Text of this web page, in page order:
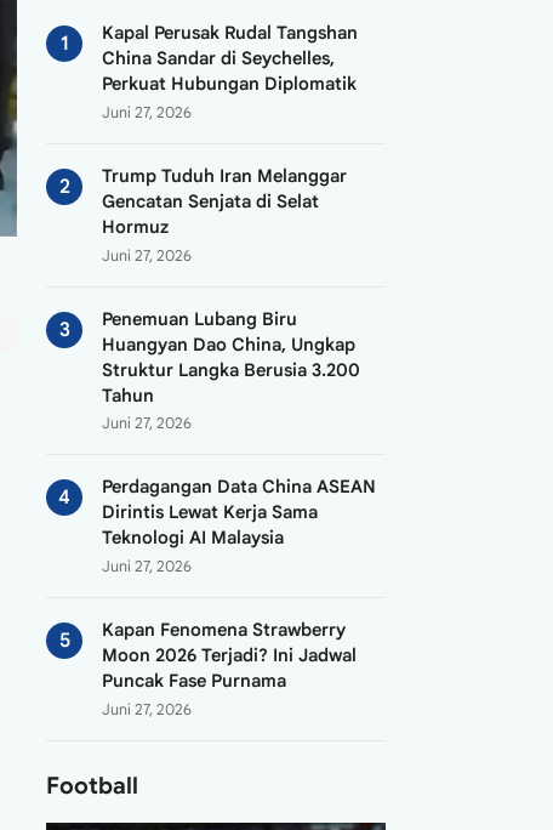
Kapal Perusak Rudal Tangshan
China Sandar di Seychelles,
Perkuat Hubungan Diplomatik
Juni 27, 2026
Trump Tuduh Iran Melanggar
Gencatan Senjata di Selat
Hormuz
Juni 27, 2026
Penemuan Lubang Biru
Huangyan Dao China, Ungkap
Struktur Langka Berusia 3.200
Tahun
Juni 27, 2026
Perdagangan Data China ASEAN
Dirintis Lewat Kerja Sama
Teknologi AI Malaysia
Juni 27, 2026
Kapan Fenomena Strawberry
Moon 2026 Terjadi? Ini Jadwal
Puncak Fase Purnama
Juni 27, 2026
Football